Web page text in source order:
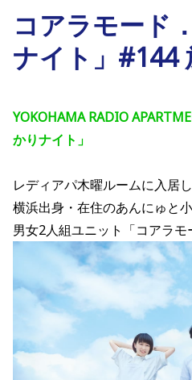
コアラモード
ナイト」#144
YOKOHAMA RADIO
かりナイト」
レディアパ木曜ルームに入居し
横浜出身・在住のあんにゅと
男女2人組ユニット「コアラモ